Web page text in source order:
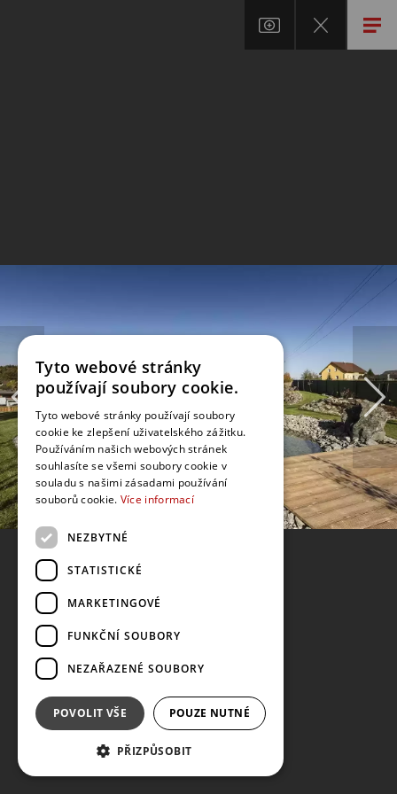
Tyto webové stránky
používají soubory cookie.
Tyto webové stránky používají soubory
cookie ke zlepšení uživatelského zážitku.
Používáním našich webových stránek
souhlasíte se všemi soubory cookie v
souladu s našimi zásadami používání
souborů cookie. Více informací
NEZBYTNÉ
STATISTICKÉ
MARKETINGOVÉ
FUNKČNÍ SOUBORY
NEZAŘAZENÉ SOUBORY
POVOLIT VŠE POUZE NUTNÉ
PŘIZPŮSOBIT